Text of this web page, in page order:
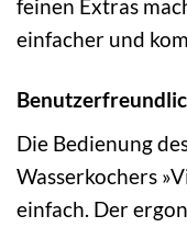
feinen Extras
einfacher und
Die Bedienung
Wasserkochers
einfach. Der